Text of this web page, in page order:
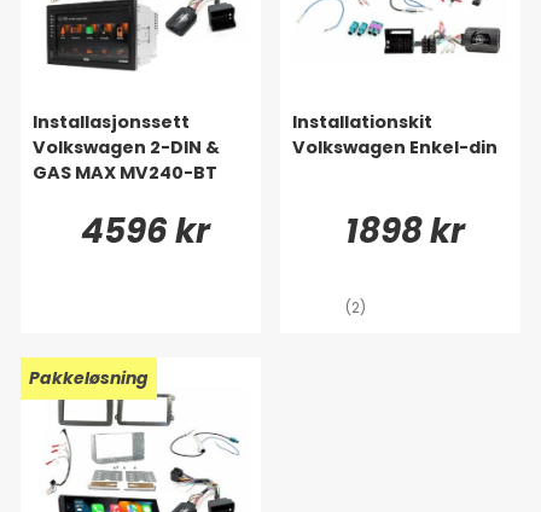
Installasjonssett
Volkswagen 2-DIN &
GAS MAX MV240-BT
4596 kr
Installationskit
Volkswagen Enkel-din
1898 kr
(2)
Pakkeløsning